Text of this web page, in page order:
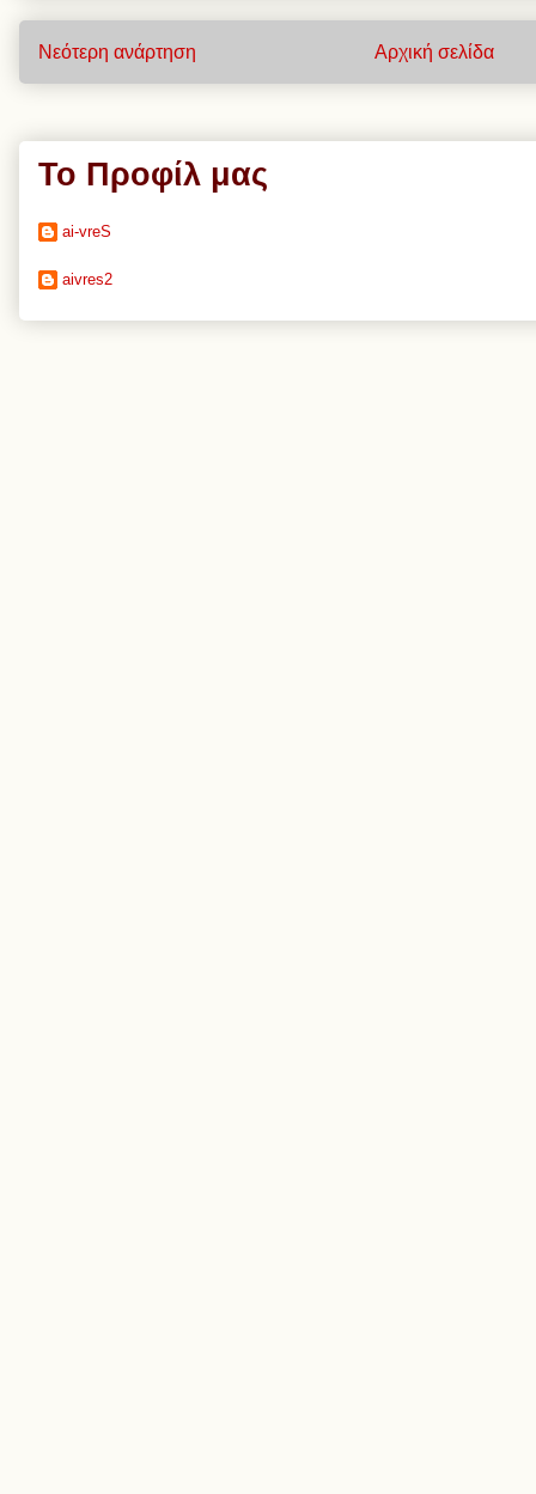
Νεότερη ανάρτηση Αρχική σελίδα
Το Προφίλ μας
ai-vreS
aivres2